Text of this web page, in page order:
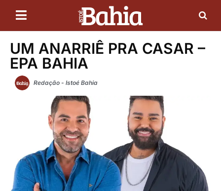
UM ANARRIÊ PRA CASAR –
EPA BAHIA
Redação - Istoé Bahia